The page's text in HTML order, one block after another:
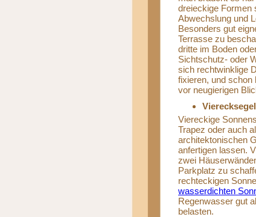
dreieckige Formen
Abwechslung und
Besonders gut
Terrasse zu
dritte im Boden
Sichtschutz- oder
sich rechtwinklige
fixieren, und schon
vor neugierigen
Vierecksegel
Viereckige
Trapez oder auch
architektonischen
anfertigen lassen.
zwei
Parkplatz zu
rechteckigen
wasserdichten
Regenwasser gut
belasten.